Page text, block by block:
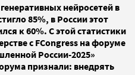
нейросетей в
85%, в России этот
к 60%. С этой статистики
с FСongress на форуме
России-2025»
признали: внедрять